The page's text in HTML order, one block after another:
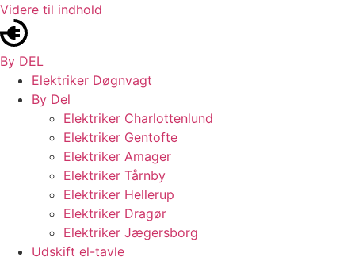
Videre til indhold
By DEL
Elektriker Døgnvagt
By Del
Elektriker Charlottenlund
Elektriker Gentofte
Elektriker Amager
Elektriker Tårnby
Elektriker Hellerup
Elektriker Dragør
Elektriker Jægersborg
Udskift el-tavle